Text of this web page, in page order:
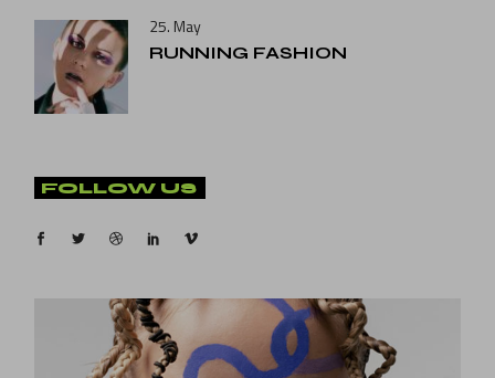
25. May
RUNNING FASHION
FOLLOW US